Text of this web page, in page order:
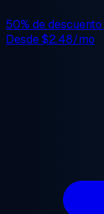
50% de descuento
Desde$2.48/mo